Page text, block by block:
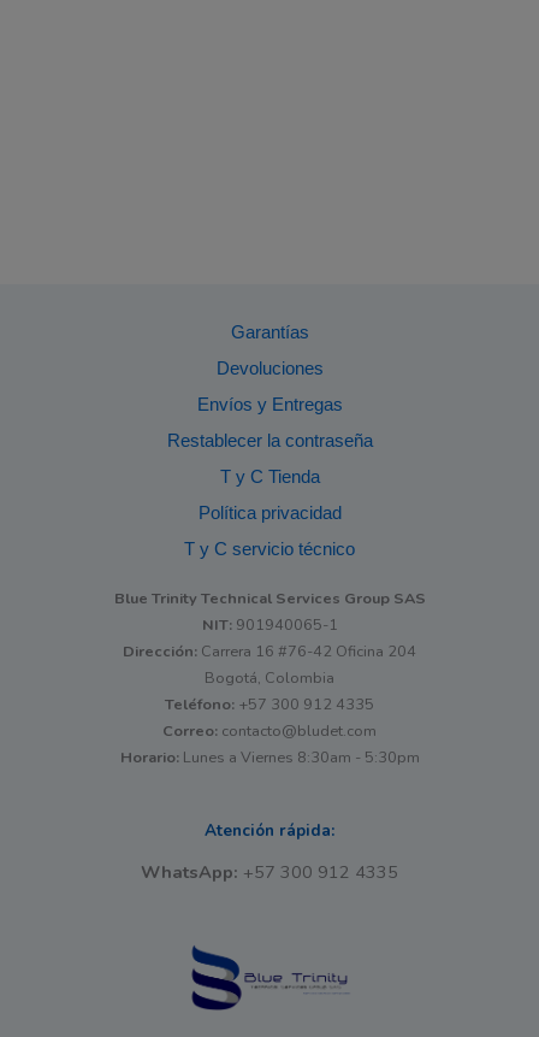
Garantías
Devoluciones
Envíos y Entregas
Restablecer la contraseña
T y C Tienda
Política privacidad
T y C servicio técnico
Blue Trinity Technical Services Group SAS
NIT:901940065-1
Dirección: Carrera 16 #76-42 Oficina 204
Bogotá, Colombia
Teléfono: +57 300 912 4335
Correo: contacto@bludet.com
Horario:Lunes a Viernes 8:30am - 5:30pm
Atención rápida:
WhatsApp: +57 300 912 4335